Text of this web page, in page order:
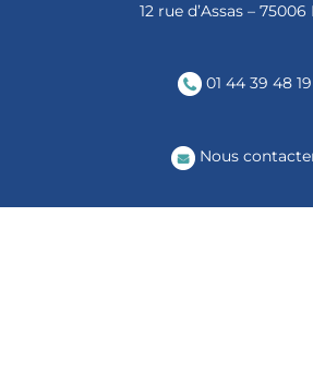
12 rue d’Assas – 75006
01 44 39 48 19
Nous